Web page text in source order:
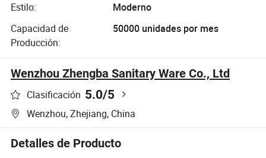
Estilo:
Moderno
Capacidad de
Producción:
50000 unidades por mes
Wenzhou Zhengba Sanitary Ware Co., Ltd
Clasificación 5.0/5
Wenzhou, Zhejiang, China
Detalles de Producto